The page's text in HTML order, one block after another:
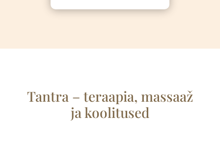
Tantra – teraapia, massaaž
ja koolitused